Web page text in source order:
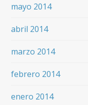
mayo 2014
abril 2014
marzo 2014
febrero 2014
enero 2014